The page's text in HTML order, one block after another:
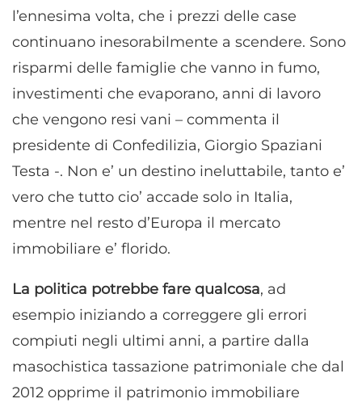
l’ennesima volta, che i prezzi delle case
continuano inesorabilmente a scendere. Sono
risparmi delle famiglie che vanno in fumo,
investimenti che evaporano, anni di lavoro
che vengono resi vani – commenta il
presidente di Confedilizia, Giorgio Spaziani
Testa -. Non e’ un destino ineluttabile, tanto e’
vero che tutto cio’ accade solo in Italia,
mentre nel resto d’Europa il mercato
immobiliare e’ florido.
La politica potrebbe fare qualcosa, ad
esempio iniziando a correggere gli errori
compiuti negli ultimi anni, a partire dalla
masochistica tassazione patrimoniale che dal
2012 opprime il patrimonio immobiliare